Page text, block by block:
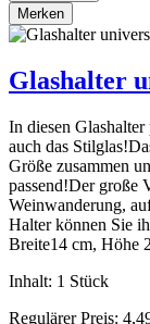
Merken
Glashalter
In diesen Glashalter
auch das
Größe zusammen
passend!Der große
Weinwanderung,
Halter können Sie
Breite14 cm, Höhe
Inhalt: 1 Stück
Regulärer Preis: